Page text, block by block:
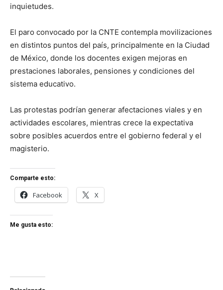
inquietudes.
El paro convocado por la CNTE contempla movilizaciones
en distintos puntos del país, principalmente en la Ciudad
de México, donde los docentes exigen mejoras en
prestaciones laborales, pensiones y condiciones del
sistema educativo.
Las protestas podrían generar afectaciones viales y en
actividades escolares, mientras crece la expectativa
sobre posibles acuerdos entre el gobierno federal y el
magisterio.
Comparte esto:
Facebook X
Me gusta esto: